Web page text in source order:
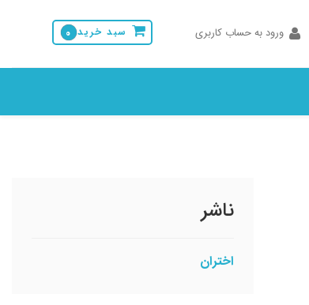
ورود به حساب کاربری سبد خرید 0
ناشر
اختران